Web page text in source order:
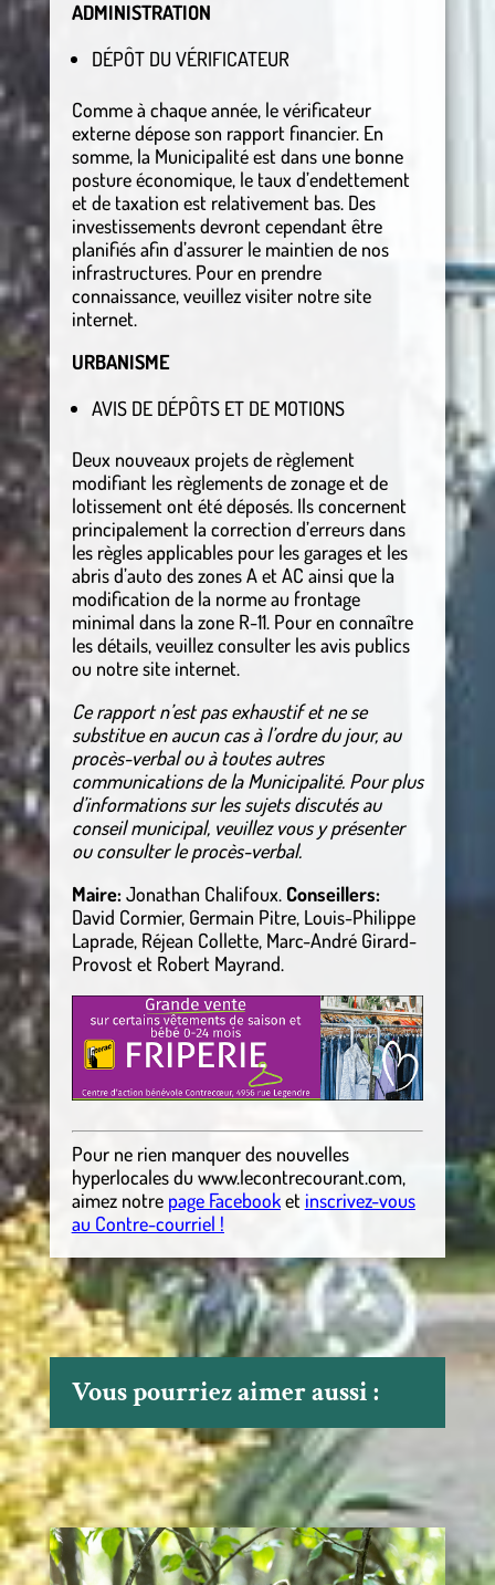
ADMINISTRATION
DÉPÔT DU VÉRIFICATEUR
Comme à chaque année, le vérificateur
externe dépose son rapport financier. En
somme, la Municipalité est dans une bonne
posture économique, le taux d’endettement
et de taxation est relativement bas. Des
investissements devront cependant être
planifiés afin d’assurer le maintien de nos
infrastructures. Pour en prendre
connaissance, veuillez visiter notre site
internet.
URBANISME
AVIS DE DÉPÔTS ET DE MOTIONS
Deux nouveaux projets de règlement
modifiant les règlements de zonage et de
lotissement ont été déposés. Ils concernent
principalement la correction d’erreurs dans
les règles applicables pour les garages et les
abris d’auto des zones A et AC ainsi que la
modification de la norme au frontage
minimal dans la zone R-11. Pour en connaître
les détails, veuillez consulter les avis publics
ou notre site internet.
Ce rapport n’est pas exhaustif et ne se
substitue en aucun cas à l’ordre du jour, au
procès-verbal ou à toutes autres
communications de la Municipalité. Pour plus
d’informations sur les sujets discutés au
conseil municipal, veuillez vous y présenter
ou consulter le procès-verbal.
Maire:Jonathan Chalifoux. Conseillers:
David Cormier, Germain Pitre, Louis-Philippe
Laprade, Réjean Collette, Marc-André Girard-
Provost et Robert Mayrand.
Pour ne rien manquer des nouvelles
hyperlocalesdu www.lecontrecourant.com,
aimez notre page Facebooket inscrivez-vous
au Contre-courriel !
Vous pourriez aimer aussi :